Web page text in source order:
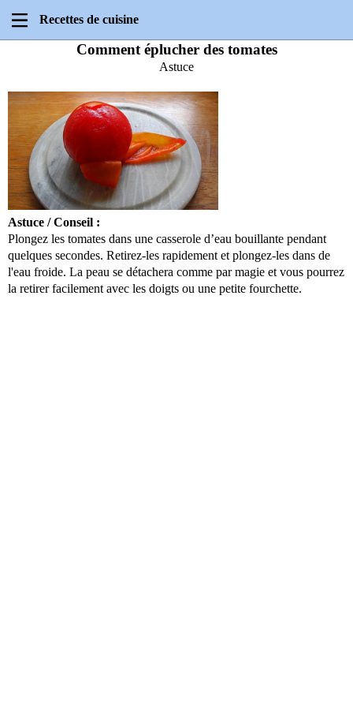
Recettes de cuisine
Comment éplucher des tomates
Astuce
Astuce / Conseil :
Plongez les tomates dans une casserole d’eau bouillante pendant
quelques secondes. Retirez-les rapidement et plongez-les dans de
l'eau froide. La peau se détachera comme par magie et vous pourrez
la retirer facilement avec les doigts ou une petite fourchette.